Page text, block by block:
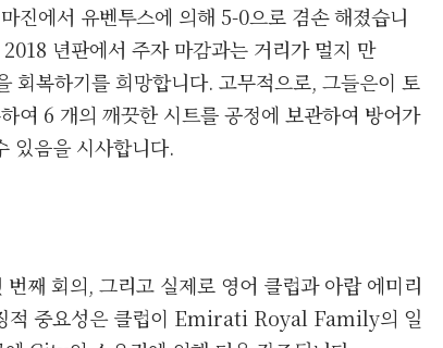
에서 유벤투스에 의해 5-0으로 겸손 해졌습니
년판에서 주자 마감과는 거리가 멀지 만
복하기를 희망합니다. 고무적으로, 그들은이 토
여 6 개의 깨끗한 시트를 공정에 보관하여 방어가
있음을 시사합니다.
째 회의, 그리고 실제로 영어 클럽과 아랍 에미리
적 중요성은 클럽이 Emirati Royal Family의 일